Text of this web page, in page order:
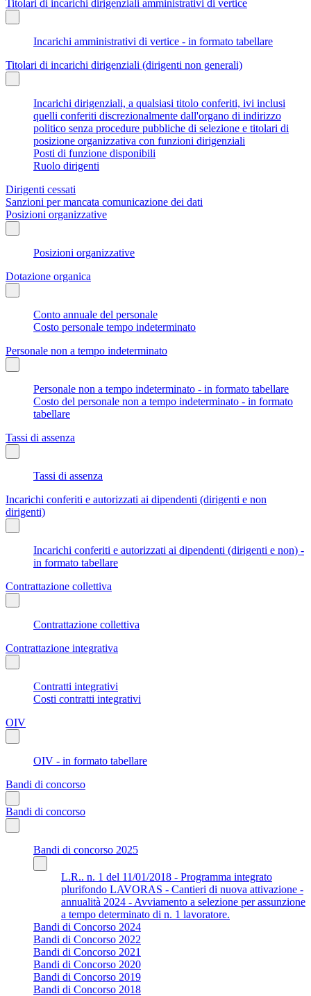
Titolari di incarichi dirigenziali amministrativi di vertice
Incarichi amministrativi di vertice - in formato tabellare
Titolari di incarichi dirigenziali (dirigenti non generali)
Incarichi dirigenziali, a qualsiasi titolo conferiti, ivi inclusi
quelli conferiti discrezionalmente dall'organo di indirizzo
politico senza procedure pubbliche di selezione e titolari di
posizione organizzativa con funzioni dirigenziali
Posti di funzione disponibili
Ruolo dirigenti
Dirigenti cessati
Sanzioni per mancata comunicazione dei dati
Posizioni organizzative
Posizioni organizzative
Dotazione organica
Conto annuale del personale
Costo personale tempo indeterminato
Personale non a tempo indeterminato
Personale non a tempo indeterminato - in formato tabellare
Costo del personale non a tempo indeterminato - in formato
tabellare
Tassi di assenza
Tassi di assenza
Incarichi conferiti e autorizzati ai dipendenti (dirigenti e non
dirigenti)
Incarichi conferiti e autorizzati ai dipendenti (dirigenti e non) -
in formato tabellare
Contrattazione collettiva
Contrattazione collettiva
Contrattazione integrativa
Contratti integrativi
Costi contratti integrativi
OIV
OIV - in formato tabellare
Bandi di concorso
Bandi di concorso
Bandi di concorso 2025
L.R.. n. 1 del 11/01/2018 - Programma integrato
plurifondo LAVORAS - Cantieri di nuova attivazione -
annualità 2024 - Avviamento a selezione per assunzione
a tempo determinato di n. 1 lavoratore.
Bandi di Concorso 2024
Bandi di Concorso 2022
Bandi di Concorso 2021
Bandi di Concorso 2020
Bandi di Concorso 2019
Bandi di Concorso 2018